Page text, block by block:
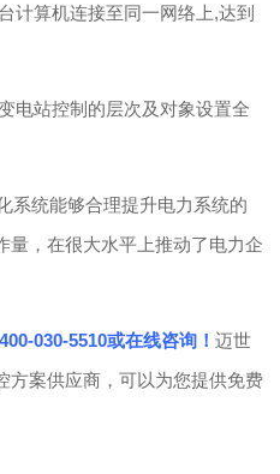
计算机连接至同一网络上,达到
电站控制的层次及对象设置全
系统能够合理提升电力系统的
量，在很大水平上推动了电力企
400-030-5510或在线咨询！ 迈世
方案供应商，可以为您提供免费